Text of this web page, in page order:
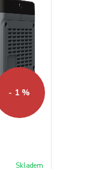
- 1 %
Skladem